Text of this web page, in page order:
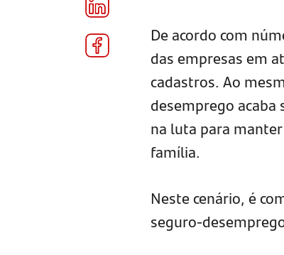
De acordo com
das empresas em
cadastros. Ao
desemprego
na luta para
família.
Neste cenário, é
seguro-